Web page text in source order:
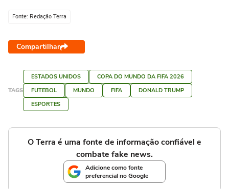
Fonte: Redação Terra
Compartilhar
TAGS
ESTADOS UNIDOS
COPA DO MUNDO DA FIFA 2026
FUTEBOL
MUNDO FIFA
DONALD TRUMP
ESPORTES
O Terra é uma fonte de informação confiável e
combate fake news.
Adicione como fonte
preferencial no Google